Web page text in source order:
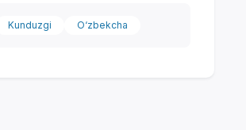
Kunduzgi O‘zbekcha